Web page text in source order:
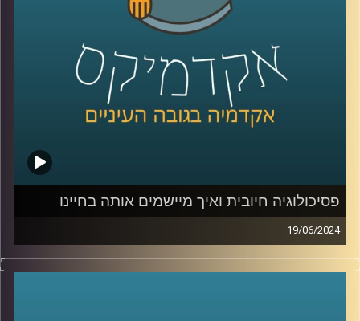
הכשרת מנהלים ובית הספר להייטק של Google ואוניברסיטת
בית הספר ללימודי הייטק של אוניברסיטת רייכמן ו-Google:
https://www.grtech.co.il/
קרדיט תמונות:AudioVersity
פסיכולוגיה חיובית ואיך מיישמים אותה בחיינו
19/06/2024
למלחמה בעזה מחירים מנטלים כבדים על הנפש שלנו ובאופן
כללי החיים המודרניים הם עמוסים ומלחיצים ובכלל אם